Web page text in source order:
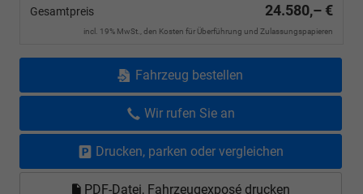
Gesamtpreis 24.580,– €
incl. 19% MwSt., den Kosten für Überführung und Zulassungspapieren
Fahrzeug bestellen
Wir rufen Sie an
Drucken, parken oder vergleichen
PDF-Datei, Fahrzeugexposé drucken